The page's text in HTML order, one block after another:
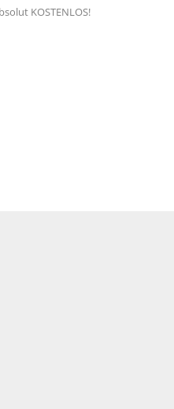
KOSTENLOS!